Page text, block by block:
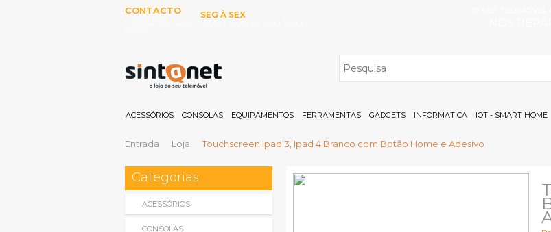
CONTACTO
SEG À SEX
ACESSÓRIOS CONSOLAS EQUIPAMENTOS FERRAMENTAS GADGETS INFORMATICA IOT - SMART HOME
Entrada Loja Touchscreen Ipad 3, Ipad 4 Branco com Botão Home e Adesivo
Categorias
ACESSÓRIOS
CONSOLAS